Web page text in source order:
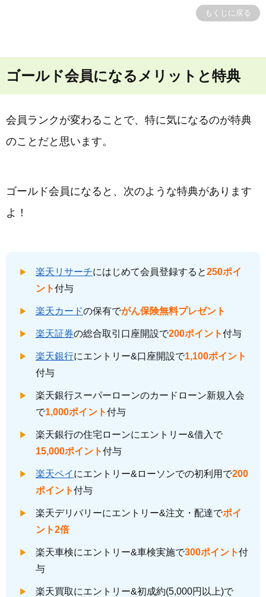
もくじに戻る
ゴールド会員になるメリットと特典
会員ランクが変わることで、特に気になるのが特典
のことだと思います。
ゴールド会員になると、次のような特典があります
よ！
楽天リサーチにはじめて会員登録すると250ポイ
ント付与
楽天カードの保有でがん保険無料プレゼント
楽天証券の総合取引口座開設で200ポイント付与
楽天銀行にエントリー&口座開設で1,100ポイント
付与
楽天銀行スーパーローンのカードローン新規入会
で1,000ポイント付与
楽天銀行の住宅ローンにエントリー&借入で
15,000ポイント付与
楽天ペイ にエントリー&ローソンでの初利用で200
ポイント付与
楽天デリバリーにエントリー&注文・配達でポイ
ント2倍
楽天車検にエントリー&車検実施で300ポイント付
与
楽天買取にエントリー&初成約(5,000円以上)で